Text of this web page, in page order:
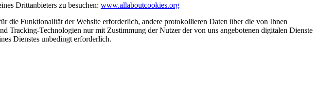
Drittanbieters zu besuchen: www.allaboutcookies.org
die Funktionalität der Website erforderlich, andere protokollieren Daten über die von Ihnen
Tracking-Technologien nur mit Zustimmung der Nutzer der von uns angebotenen digitalen Dienste
Dienstes unbedingt erforderlich.